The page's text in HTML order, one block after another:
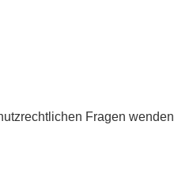
Fragen wenden